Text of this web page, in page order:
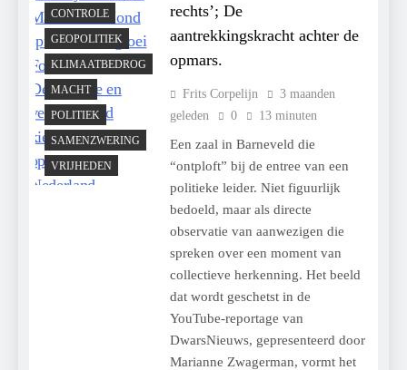
CONTROLE
GEOPOLITIEK
KLIMAATBEDROG
MACHT
POLITIEK
SAMENZWERING
VRIJHEDEN
rechts’; De
aantrekkingskracht achter de
opmars.
Frits Corpelijn
3 maanden
geleden
0 13 minuten
Een zaal in Barneveld die
“ontploft” bij de entree van een
politieke leider. Niet figuurlijk
bedoeld, maar als directe
observatie van aanwezigen die
spreken over een moment van
collectieve herkenning. Het beeld
dat wordt geschetst in de
YouTube-reportage van
DwarsNieuws, gepresenteerd door
Marianne Zwagerman, vormt het